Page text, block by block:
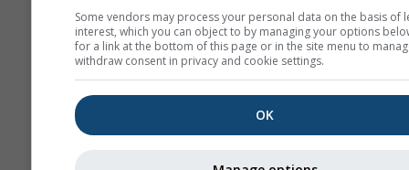
szolgáltatással vásárolhatók
le olyan változókat, mint a
a szél, a felhőzet és a
formátumban a Föld bármely
Some vendors may process your personal data on the basis of
interest, which you can object to by managing your options
for a link at the bottom of this page or in the site menu to
withdraw consent in privacy and cookie settings.
OK